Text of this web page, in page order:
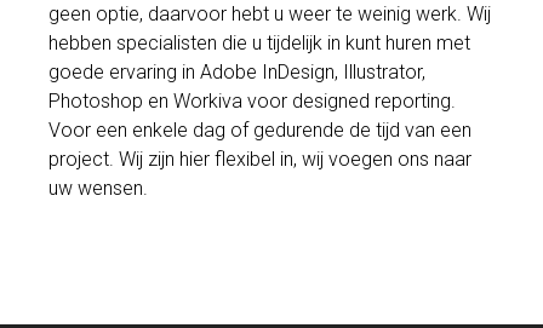
geen optie, daarvoor hebt u weer te weinig werk. Wij
hebben specialisten die u tijdelijk in kunt huren met
goede ervaring in Adobe InDesign, Illustrator,
Photoshop en Workiva voor designed reporting.
Voor een enkele dag of gedurende de tijd van een
project. Wij zijn hier flexibel in, wij voegen ons naar
uw wensen.